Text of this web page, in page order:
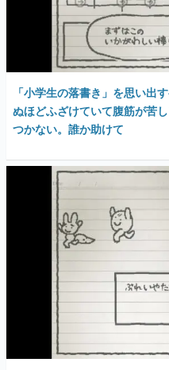
なんでゲーム
ゲーム開発者・
具体的な形から解
です。
ゲームが変え
「経験値」「裏技
の起源や用法の変
イニーP氏が徹底調
カテゴリ
特集記事
マンガ
女性向け
アプリレビュー
その他
電ファミニコゲーマーとは？
「小学生の落書き」を思い出
ぬほどふざけていて腹筋が苦
つかない。誰か助けて